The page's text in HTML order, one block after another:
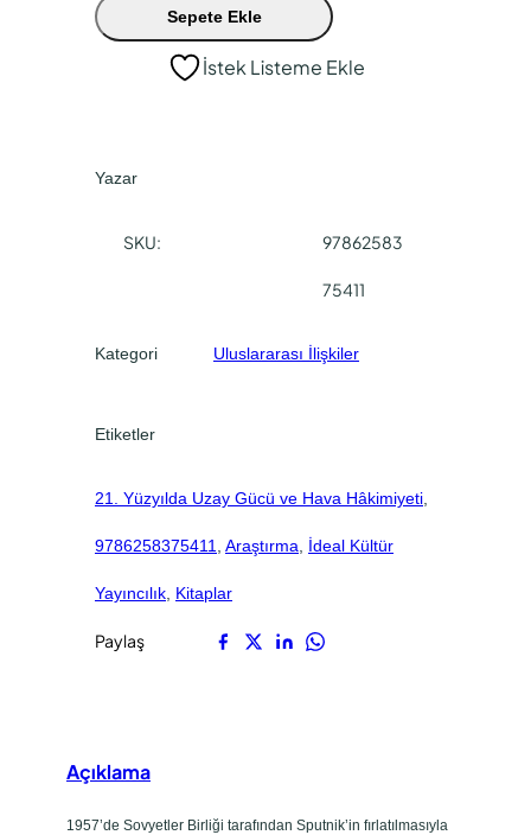
43.
y
v
a
a
i
Sepete Ekle
İstek Listeme Ekle
Yazar
SKU: 97862583
75411
Kategori Uluslararası İlişkiler
Etiketler
21. Yüzyılda Uzay Gücü ve Hava Hâkimiyeti
9786258375411, Araştırma, İdeal Kültür
Yayıncılık, Kitaplar
Paylaş
Açıklama
1957’de Sovyetler Birliği tarafından Sputnik’in fırlatılmasıyla